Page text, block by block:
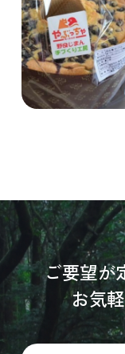
ご要望が
お気